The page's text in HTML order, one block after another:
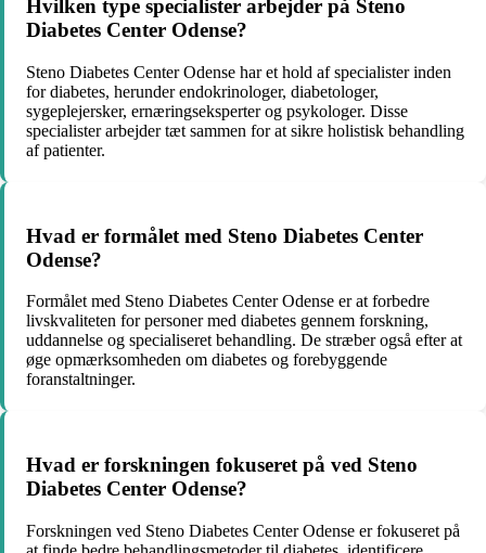
Hvilken type specialister arbejder på Steno
Diabetes Center Odense?
Steno Diabetes Center Odense har et hold af specialister inden
for diabetes, herunder endokrinologer, diabetologer,
sygeplejersker, ernæringseksperter og psykologer. Disse
specialister arbejder tæt sammen for at sikre holistisk behandling
af patienter.
Hvad er formålet med Steno Diabetes Center
Odense?
Formålet med Steno Diabetes Center Odense er at forbedre
livskvaliteten for personer med diabetes gennem forskning,
uddannelse og specialiseret behandling. De stræber også efter at
øge opmærksomheden om diabetes og forebyggende
foranstaltninger.
Hvad er forskningen fokuseret på ved Steno
Diabetes Center Odense?
Forskningen ved Steno Diabetes Center Odense er fokuseret på